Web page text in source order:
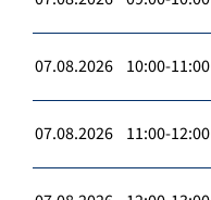
07.08.2026 10:00-11:00
07.08.2026 11:00-12:00